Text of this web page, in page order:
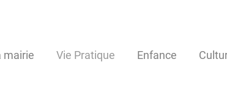
mairie Vie Pratique Enfance